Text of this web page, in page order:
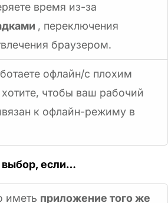
время из-за
, переключения
браузером.
офлайн/с плохим
чтобы ваш рабочий
к офлайн-режиму в
если…
иметь приложение того же